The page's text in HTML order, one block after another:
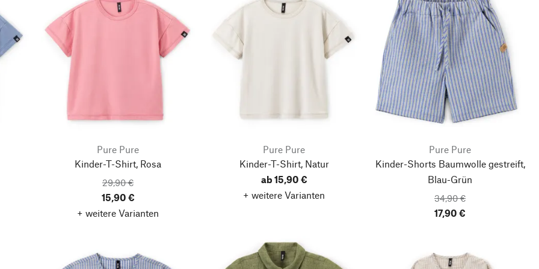
Pure Pure
Kinder-T-Shirt, Rosa
29,90 €
15,90 €
+ weitere Varianten
Pure Pure
Kinder-T-Shirt, Natur
ab 15,90 €
+ weitere Varianten
Pure Pure
Kinder-Shorts Baumwolle gestreift,
Blau-Grün
34,90 €
17,90 €